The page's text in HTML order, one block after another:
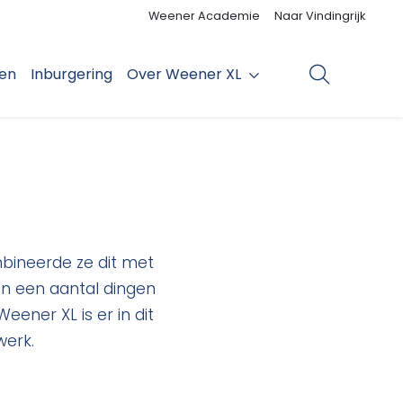
Weener Academie Naar Vindingrijk
Inburgering Over Weener XL
ze dit met
een aantal dingen
XL is er in dit